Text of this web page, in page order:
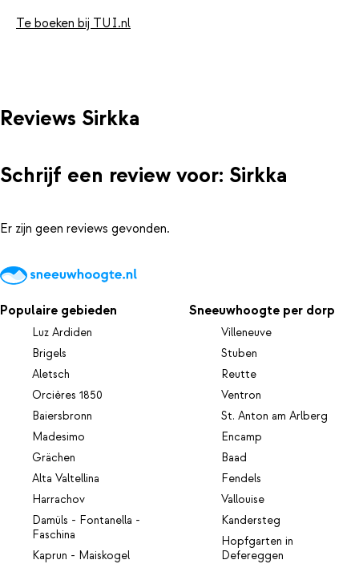
Te boeken bij TUI.nl
Reviews Sirkka
Schrijf een review voor: Sirkka
Er zijn geen reviews gevonden.
Populaire gebieden
Luz Ardiden
Brigels
Aletsch
Orcières 1850
Baiersbronn
Madesimo
Grächen
Alta Valtellina
Harrachov
Damüls - Fontanella -
Faschina
Kaprun - Maiskogel
Sneeuwhoogte per dorp
Villeneuve
Stuben
Reutte
Ventron
St. Anton am Arlberg
Encamp
Baad
Fendels
Vallouise
Kandersteg
Hopfgarten in
Defereggen